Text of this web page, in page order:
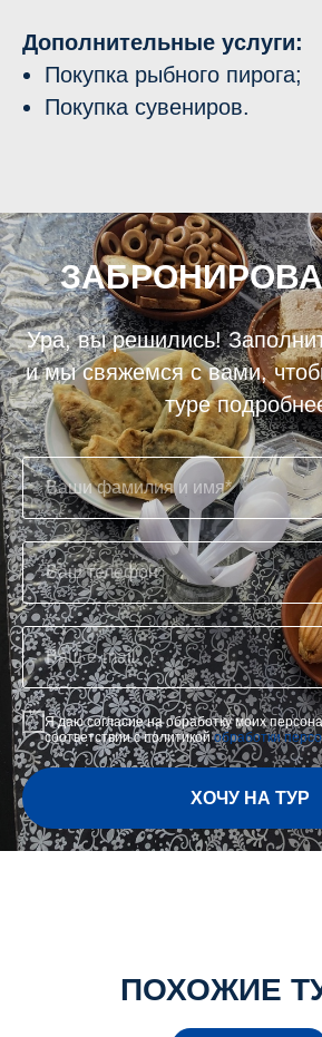
Дополнительные услуги:
Покупка рыбного пирога;
Покупка сувениров.
Ура, вы решились!
и мы свяжемся с вами,
туре
Я даю согласие на обработку моих
соответствии с политикойобработки
ХОЧУ НА ТУР
ПОХОЖИЕ